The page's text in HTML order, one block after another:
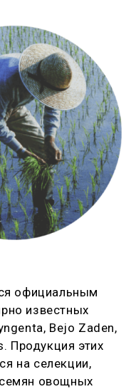
официальным
известных
Bejo Zaden,
Продукция этих
на селекции,
овощных